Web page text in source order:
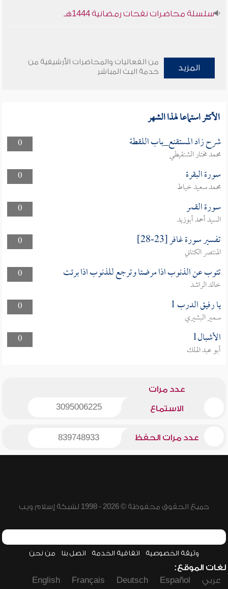
سلسلة محاضرات نفحات رمضانية 1444هـ
المزيد
من الفعاليات والمحاضرات الأرشيفية من
خدمة البث المباشر
الأكثر استماعا لهذا الشهر
0 شرح زاد المستقنع_باب اللقطة
محمد مختار الشنقيطي
0
سورة البقرة
محمد سعيد خياط
0
سورة القمر
السيد أحمد أبوزيد
0
تفسير سورة غافر [23-28]
المنتصر الكتاني
0
تتوب عن الذنوب اذا مرضتا وترجع للذنوب اذا برئت
خالد الراشد
0
يا رفيق الدرب 1
سمير البشيري
0
الأشبال1
أبو عبد الملك
عدد مرات
الاستماع 3095006225
عدد مرات الحفظ 839748933
جميع الحقوق محفوظة © 2026 - 1998 لشبكة إسلام ويب
وثيقة الخصوصية اتفاقية الخدمة اتصل بنا من نحن
لغات الموقع:
عربي
Español
Deutsch
Français
English